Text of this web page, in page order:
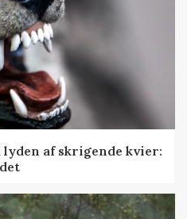
lyden af skrigende kvier: